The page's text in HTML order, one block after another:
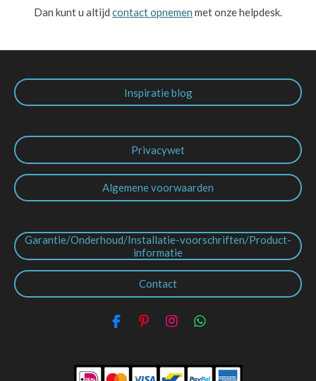
Dan kunt u altijd contact opnemen met onze helpdesk.
Inspiratie blog
Privacywet
Algemene voorwaarden
Garantie/Onderhoud/Installatie-voorschriften/Product-
informatie
Contact
F
e
b
P
t
e
I
t
a
W
t
s